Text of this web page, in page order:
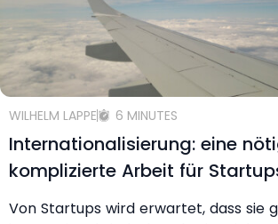
WILHELM LAPPE 6 MINUTES
Internationalisierung: eine
komplizierte Arbeit für
Von Startups wird erwartet, dass sie